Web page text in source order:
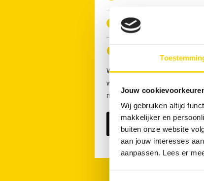
Jouw
Wij gebruiken altijd
makkelijker en
buiten onze website
aan jouw interesses
aanpassen. Lees er
Waarom werken bij
We maken graag kennis met je!
wij jou binnenkort in ons team!
met: Niels Uffing,
Solliciteren